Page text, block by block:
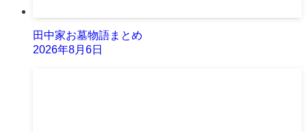
田中家お墓物語まとめ
2026年8月6日